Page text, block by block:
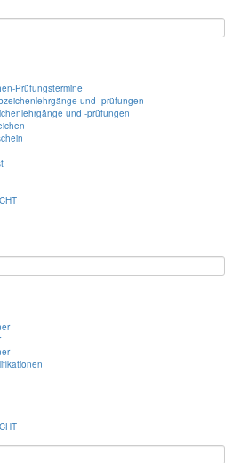
Prüfungstermine
und -prüfungen
und -prüfungen